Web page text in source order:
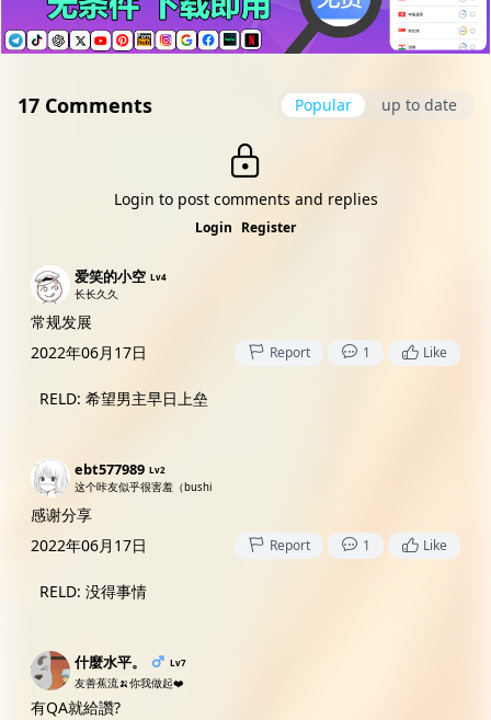
17 Comments Popular up to date
Login to post comments and replies
Login Register
爱笑的小空 Lv4
长长久久
常规发展
2022年06月17日
Report 1 Like
RELD: 希望男主早日上垒
ebt577989 Lv2
这个咔友似乎很害羞（bushi
感谢分享
2022年06月17日
Report 1 Like
RELD: 没得事情
什麼水平。 Lv7
友善蕉流🍌你我做起❤️
有QA就給讚?